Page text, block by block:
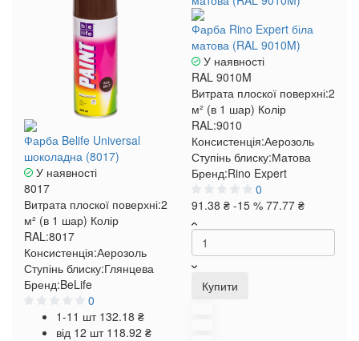
Фарба Belife Universal
шоколадна (8017)
У наявності
8017
Витрата плоскої поверхні:2
м² (в 1 шар) Колір
RAL:8017
Консистенція:Аерозоль
Ступінь блиску:Глянцева
Бренд:BeLife
0
1-11 шт 132.18 ₴
від 12 шт 118.92 ₴
Фарба Rino Expert біла
матова (RAL 9010M)
У наявності
RAL 9010M
Витрата плоскої поверхні:2
м² (в 1 шар) Колір
RAL:9010
Консистенція:Аерозоль
Ступінь блиску:Матова
Бренд:Rino Expert
0
91.38 ₴ -15 % 77.77 ₴
Купити